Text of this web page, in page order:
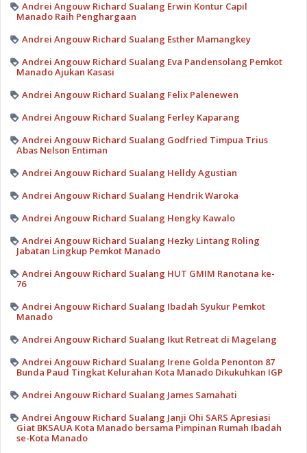
Andrei Angouw Richard Sualang Erwin Kontur Capil
Manado Raih Penghargaan
Andrei Angouw Richard Sualang Esther Mamangkey
Andrei Angouw Richard Sualang Eva Pandensolang Pemkot
Manado Ajukan Kasasi
Andrei Angouw Richard Sualang Felix Palenewen
Andrei Angouw Richard Sualang Ferley Kaparang
Andrei Angouw Richard Sualang Godfried Timpua Trius
Abas Nelson Entiman
Andrei Angouw Richard Sualang Helldy Agustian
Andrei Angouw Richard Sualang Hendrik Waroka
Andrei Angouw Richard Sualang Hengky Kawalo
Andrei Angouw Richard Sualang Hezky Lintang Roling
Jabatan Lingkup Pemkot Manado
Andrei Angouw Richard Sualang HUT GMIM Ranotana ke-
76
Andrei Angouw Richard Sualang Ibadah Syukur Pemkot
Manado
Andrei Angouw Richard Sualang Ikut Retreat di Magelang
Andrei Angouw Richard Sualang Irene Golda Penonton 87
Bunda Paud Tingkat Kelurahan Kota Manado Dikukuhkan IGP
Andrei Angouw Richard Sualang James Samahati
Andrei Angouw Richard Sualang Janji Ohi SARS Apresiasi
Giat BKSAUA Kota Manado bersama Pimpinan Rumah Ibadah
se-Kota Manado